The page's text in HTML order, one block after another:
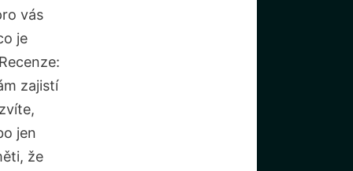
vás
je
⁣zajistí
jen
že